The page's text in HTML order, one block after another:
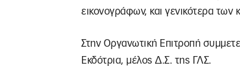
εικονογράφων, και γενικότερα των
Στην Οργανωτική Επιτροπή
Εκδότρια, μέλος Δ.Σ. της ΓΛΣ.